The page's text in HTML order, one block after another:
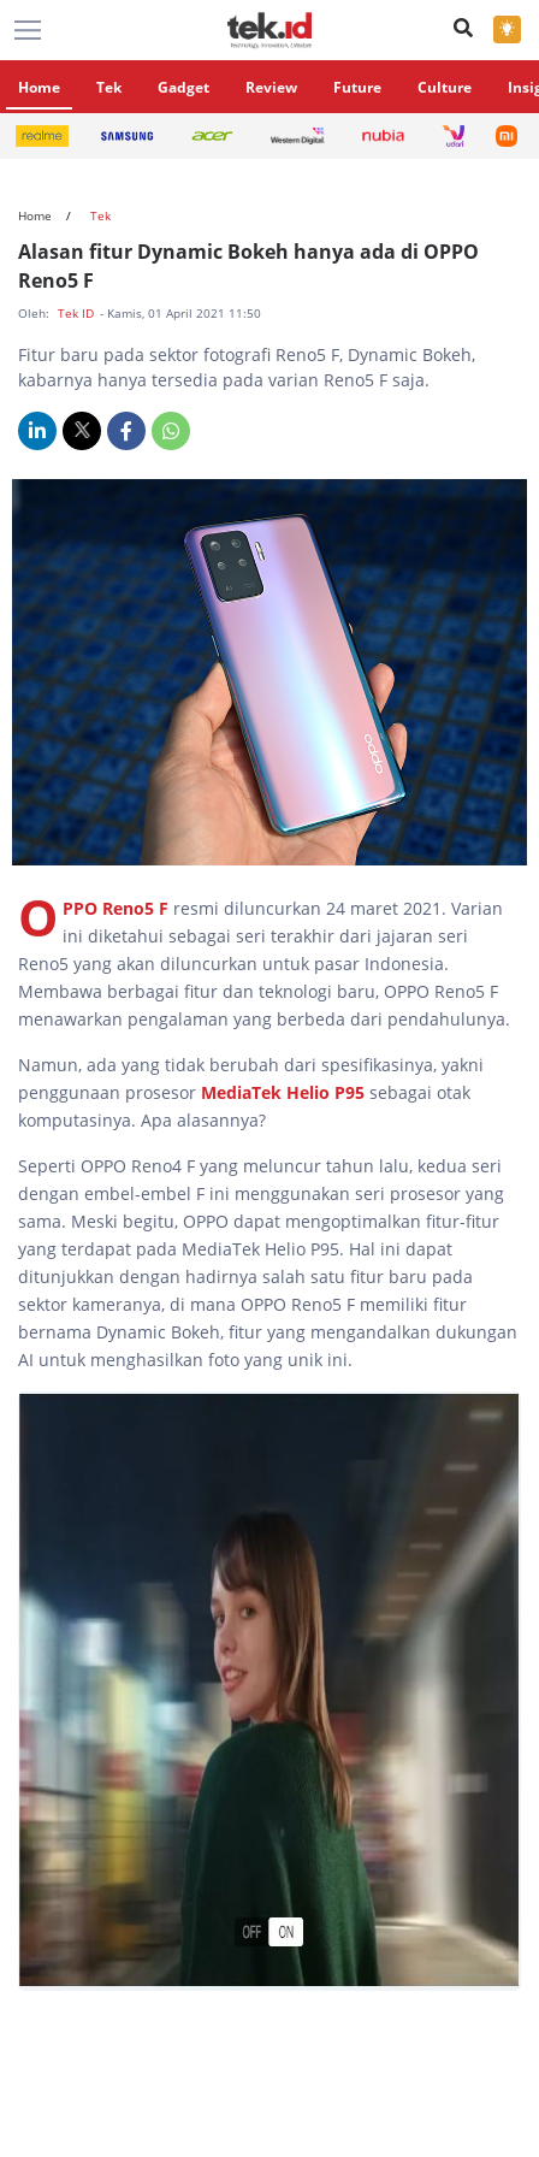
×
Home Tek Gadget Review Future Culture
Home Tek
Alasan fitur Dynamic Bokeh hanya ada di OPPO
Reno5 F
Oleh: Tek ID - Kamis, 01 April 2021 11:50
Fitur baru pada sektor fotografi Reno5 F, Dynamic Bokeh,
kabarnya hanya tersedia pada varian Reno5 F saja.
O PPO Reno5 F resmi diluncurkan 24 maret 2021. Varian
ini diketahui sebagai seri terakhir dari jajaran seri
Reno5 yang akan diluncurkan untuk pasar Indonesia.
Membawa berbagai fitur dan teknologi baru, OPPO Reno5 F
menawarkan pengalaman yang berbeda dari pendahulunya.
Namun, ada yang tidak berubah dari spesifikasinya, yakni
penggunaan prosesor MediaTek Helio P95 sebagai otak
komputasinya. Apa alasannya?
Seperti OPPO Reno4 F yang meluncur tahun lalu, kedua seri
dengan embel-embel F ini menggunakan seri prosesor yang
sama. Meski begitu, OPPO dapat mengoptimalkan fitur-fitur
yang terdapat pada MediaTek Helio P95. Hal ini dapat
ditunjukkan dengan hadirnya salah satu fitur baru pada
sektor kameranya, di mana OPPO Reno5 F memiliki fitur
bernama Dynamic Bokeh, fitur yang mengandalkan dukungan
AI untuk menghasilkan foto yang unik ini.